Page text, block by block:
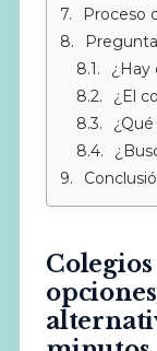
Proceso de
¿Hay
¿El
¿Qué